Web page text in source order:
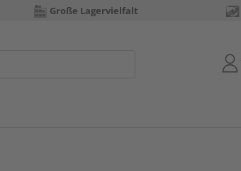
Große Lagervielfalt